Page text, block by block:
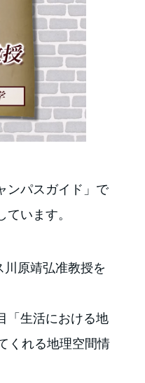
ンパスガイド」で
ています。
原靖弘准教授を
「生活における地
くれる地理空間情